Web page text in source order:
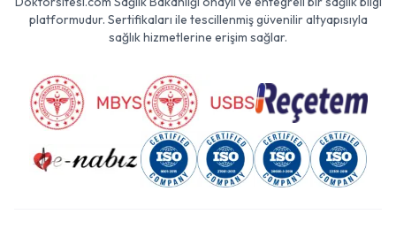
platformudur. Sertifikaları ile tescillenmiş güvenilir altyapısıyla
sağlık hizmetlerine erişim sağlar.